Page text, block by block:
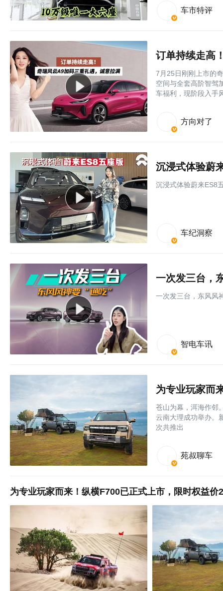
车市特评
订单持续走高
7月25日刚刚上市的
空间与全套高阶智驾
车福利，现阶段入手
方向对了
沉浸式体验蔚
沉浸式体验蔚来ES8
车纪洞察
一次发三台，
一次发三台，东风风
智电车讯
为专业玩家而
苍山为幕，洱海作邻
云南大理成功举办。
次共推出
苑叔聊车
为专业玩家而来！纵横F700已正式上市，限时权益价